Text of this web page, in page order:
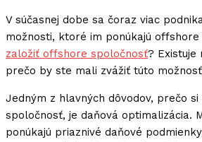
V súčasnej dobe sa čoraz viac
možnosti, ktoré im ponúkajú
založiť offshore spoločnosť? Existuje
prečo by ste mali zvážiť túto
Jedným z hlavných dôvodov, prečo
spoločnosť, je daňová optimalizácia.
ponúkajú priaznivé daňové